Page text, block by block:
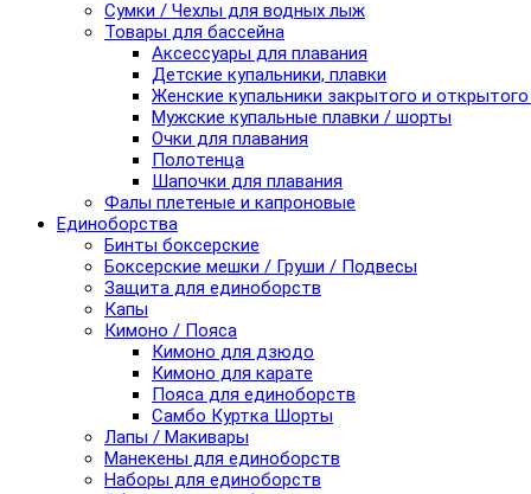
Сумки / Чехлы для водных лыж
Товары для бассейна
Аксессуары для плавания
Детские купальники, плавки
Женские купальники закрытого и
Мужские купальные плавки / шорты
Очки для плавания
Полотенца
Шапочки для плавания
Фалы плетеные и капроновые
Единоборства
Бинты боксерские
Боксерские мешки / Груши / Подвесы
Защита для единоборств
Капы
Кимоно / Пояса
Кимоно для дзюдо
Кимоно для карате
Пояса для единоборств
Самбо Куртка Шорты
Лапы / Макивары
Манекены для единоборств
Наборы для единоборств